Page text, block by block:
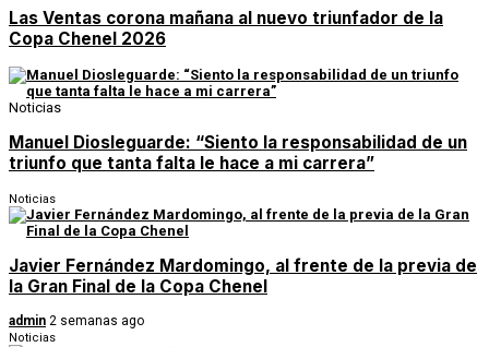
Las Ventas corona mañana al nuevo triunfador de la
Copa Chenel 2026
Noticias
Manuel Diosleguarde: “Siento la responsabilidad de un
triunfo que tanta falta le hace a mi carrera”
Noticias
Javier Fernández Mardomingo, al frente de la previa de
la Gran Final de la Copa Chenel
admin 2 semanas ago
Noticias